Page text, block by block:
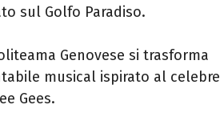
sul Golfo Paradiso.
Genovese si trasforma
musical ispirato al celebre
Gees.